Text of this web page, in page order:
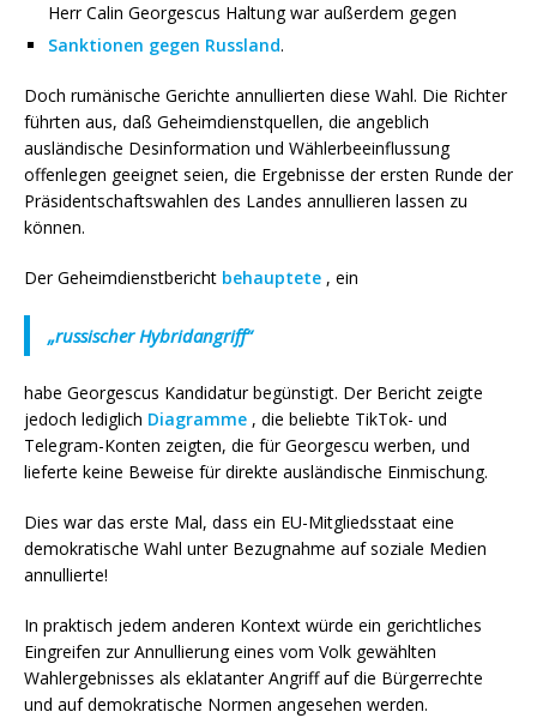
Herr Calin Georgescus Haltung war außerdem gegen
Sanktionen gegen Russland.
Doch rumänische Gerichte annullierten diese Wahl. Die Richter
führten aus, daß Geheimdienstquellen, die angeblich
ausländische Desinformation und Wählerbeeinflussung
offenlegen geeignet seien, die Ergebnisse der ersten Runde der
Präsidentschaftswahlen des Landes annullieren lassen zu
können.
Der Geheimdienstbericht behauptete , ein
„russischer Hybridangriff“
habe Georgescus Kandidatur begünstigt. Der Bericht zeigte
jedoch lediglich Diagramme , die beliebte TikTok- und
Telegram-Konten zeigten, die für Georgescu werben, und
lieferte keine Beweise für direkte ausländische Einmischung.
Dies war das erste Mal, dass ein EU-Mitgliedsstaat eine
demokratische Wahl unter Bezugnahme auf soziale Medien
annullierte!
In praktisch jedem anderen Kontext würde ein gerichtliches
Eingreifen zur Annullierung eines vom Volk gewählten
Wahlergebnisses als eklatanter Angriff auf die Bürgerrechte
und auf demokratische Normen angesehen werden.